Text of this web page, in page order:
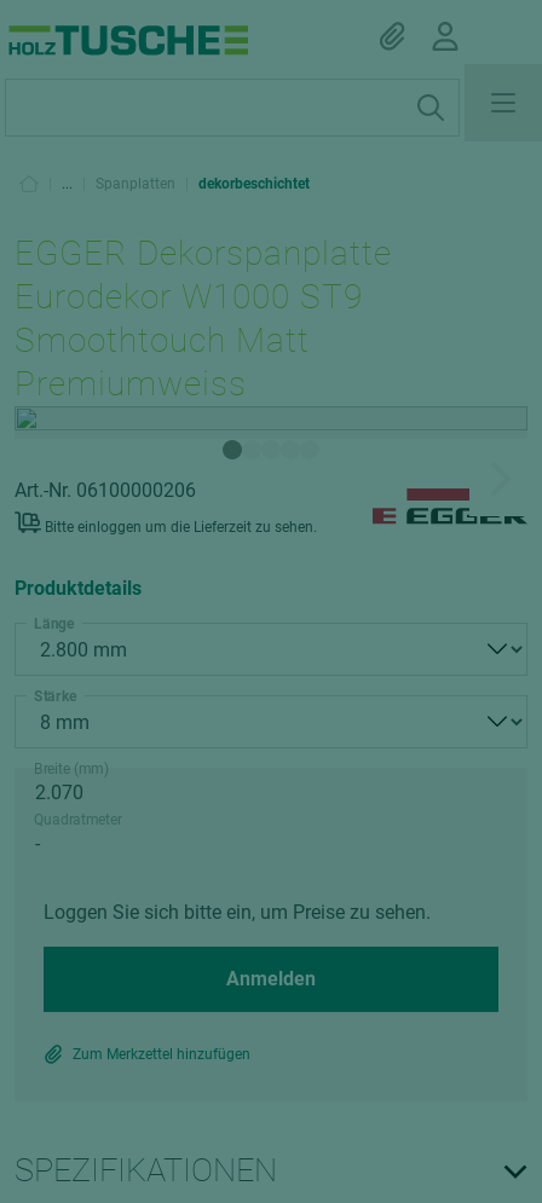
... Spanplatten dekorbeschichtet
EGGER Dekorspanplatte
Eurodekor W1000 ST9
Smoothtouch Matt
Premiumweiss
Art.-Nr. 06100000206
Bitte einloggen um die Lieferzeit zu sehen.
Produktdetails
Länge
Stärke
Breite (mm)
Quadratmeter
Loggen Sie sich bitte ein, um Preise zu sehen.
Anmelden
Zum Merkzettel hinzufügen
SPEZIFIKATIONEN